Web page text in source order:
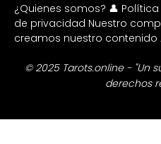
¿Quienes somos? 👤
de privacidad Nuestro
creamos nuestro contenido
© 2025 Tarots.online - "Un
derechos